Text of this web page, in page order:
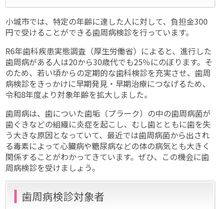
小城市では、特定の年齢に達した人に対して、負担金300
円で受けることができる歯周病検診を行っています。
R6年歯科疾患実態調査（厚生労働省）によると、進行した
歯周病がある人は20から30歳代でも25％にのぼります。そ
のため、若い頃からの定期的な歯科検診を充実させ、歯周
病検診をきっかけに早期発見・早期治療につなげるため、
令和8年度より対象年齢を拡大しました。
歯周病は、歯についた歯垢（プラーク）の中の歯周病菌が
歯ぐきなどの組織に炎症を起こし、むし歯とともに歯を失
う大きな原因となっていて、最近では歯周病菌から出され
る毒素によって心臓病や糖尿病などの体の病気とも大きく
関係することがわかってきています。ぜひ、この機会に歯
周病検診を受けましょう。
歯周病検診対象者